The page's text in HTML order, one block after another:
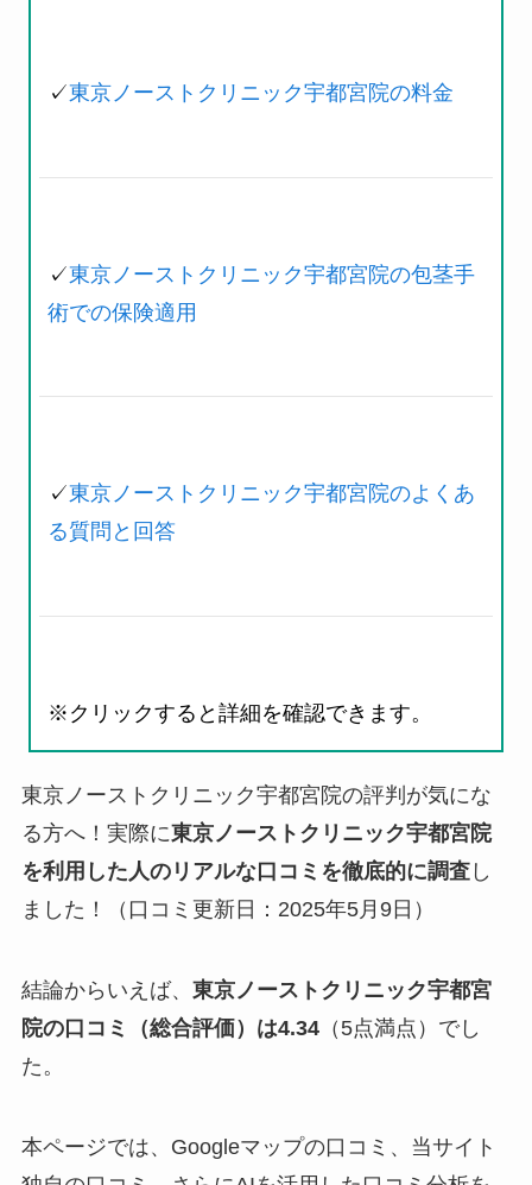
✓東京ノーストクリニック宇都宮院の料金
✓東京ノーストクリニック宇都宮院の包茎手
術での保険適用
✓東京ノーストクリニック宇都宮院のよくあ
る質問と回答
※クリックすると詳細を確認できます。
東京ノーストクリニック宇都宮院の評判が気にな
る方へ！実際に東京ノーストクリニック宇都宮院
を利用した人のリアルな口コミを徹底的に調査し
ました！（口コミ更新日：2025年5月9日）
結論からいえば、 東京ノーストクリニック宇都宮
院の口コミ（総合評価）は4.34（5点満点）でし
た。
本ページでは、Googleマップの口コミ、当サイト